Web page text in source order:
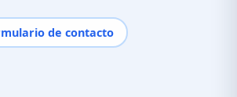
de contacto